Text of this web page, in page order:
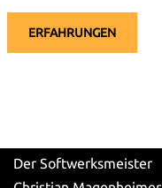
ERFAHRUNGEN
Der Softwerksmeister